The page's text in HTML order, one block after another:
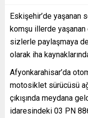
Eskişehir’de yaşanan
komşu illerde yaşanan
sizlerle paylaşmaya
olarak iha
Afyonkarahisar’da
motosiklet sürücüsü
çıkışında meydana
idaresindeki 03 PN